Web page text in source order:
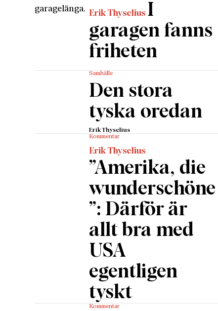
Erik Thyselius I
garagen fanns
friheten
Samhälle
Den stora
tyska oredan
Erik Thyselius
Kommentar
Erik Thyselius
”Amerika, die
wunderschöne
”: Därför är
allt bra med
USA
egentligen
tyskt
Kommentar